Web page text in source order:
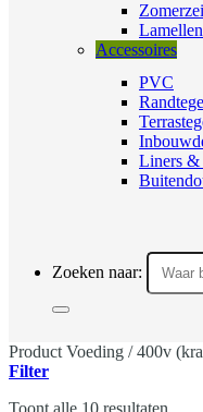
Accessoires
PVC
Liners
Zoeken naar:
Product Voeding /400v
Filter
Toont alle 10 resultaten